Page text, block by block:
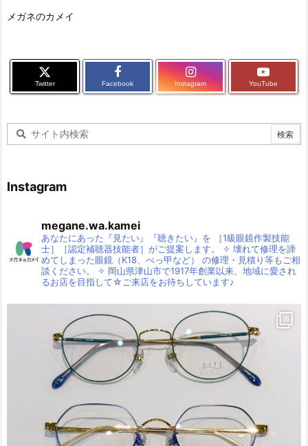
メガネのカメイ
Twitter Facebook Instagram YouTube
Instagram
megane.wa.kamei
あなたにあった『見たい』『聴きたい』を ［1級眼鏡作製技能
士］［認定補聴器技能者］がご提案します。
✧ 壊れて修理を諦
めてしまった眼鏡（K18、べっ甲など）
の修理・見積り等もご相
談ください。
✧ 岡山県津山市で1917年創業以来、地域に愛され
るお店を目指して☆ご来店をお待ちしています♪